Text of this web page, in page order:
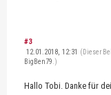
#3
12.01.2018, 12:31 (Dieser
BigBen79 .)
Hallo Tobi. Danke für